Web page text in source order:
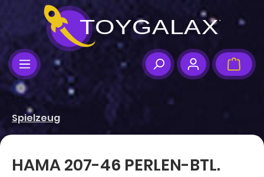
Zum Hauptinhalt springen
Spielzeug
HAMA 207-46 PERLEN-BTL.